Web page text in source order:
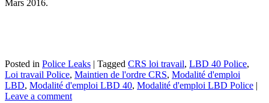
Mars 2016.
Posted in Police Leaks | Tagged CRS loi travail, LBD 40 Police,
Loi travail Police, Maintien de l'ordre CRS, Modalité d'emploi
LBD, Modalité d'emploi LBD 40, Modalité d'emploi LBD Police |
Leave a comment